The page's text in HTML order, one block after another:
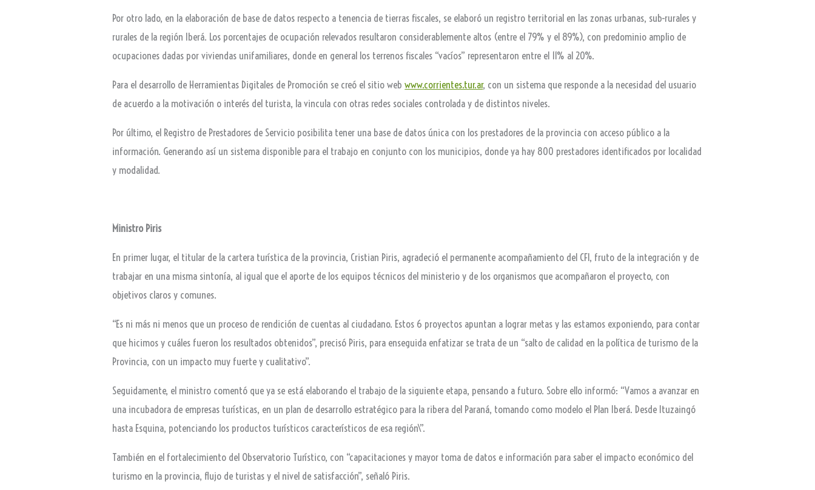
Por otro lado, en la elaboración de base de datos respecto a tenencia de tierras fiscales, se elaboró un registro territorial en las zonas urbanas, sub-rurales y
rurales de la región Iberá. Los porcentajes de ocupación relevados resultaron considerablemente altos (entre el 79% y el 89%), con predominio amplio de
ocupaciones dadas por viviendas unifamiliares, donde en general los terrenos fiscales “vacíos” representaron entre el 11% al 20%.
Para el desarrollo de Herramientas Digitales de Promoción se creó el sitio webwww.corrientes.tur.ar, con un sistema que responde a la necesidad del usuario
de acuerdo a la motivación o interés del turista, la vincula con otras redes sociales controlada y de distintos niveles.
Por último, el Registro de Prestadores de Servicio posibilita tener una base de datos única con los prestadores de la provincia con acceso público a la
información. Generando así un sistema disponible para el trabajo en conjunto con los municipios, donde ya hay 800 prestadores identificados por localidad
y modalidad.
Ministro Piris
En primer lugar, el titular de la cartera turística de la provincia, Cristian Piris, agradeció el permanente acompañamiento del CFI, fruto de la integración y de
trabajar en una misma sintonía, al igual que el aporte de los equipos técnicos del ministerio y de los organismos que acompañaron el proyecto, con
objetivos claros y comunes.
“Es ni más ni menos que un proceso de rendición de cuentas al ciudadano. Estos 6 proyectos apuntan a lograr metas y las estamos exponiendo, para contar
que hicimos y cuáles fueron los resultados obtenidos”, precisó Piris, para enseguida enfatizar se trata de un “salto de calidad en la política de turismo de la
Provincia, con un impacto muy fuerte y cualitativo”.
Seguidamente, el ministro comentó que ya se está elaborando el trabajo de la siguiente etapa, pensando a futuro. Sobre ello informó: “Vamos a avanzar en
una incubadora de empresas turísticas, en un plan de desarrollo estratégico para la ribera del Paraná, tomando como modelo el Plan Iberá. Desde Ituzaingó
hasta Esquina, potenciando los productos turísticos característicos de esa región\”.
También en el fortalecimiento del Observatorio Turístico, con “capacitaciones y mayor toma de datos e información para saber el impacto económico del
turismo en la provincia, flujo de turistas y el nivel de satisfacción”, señaló Piris.